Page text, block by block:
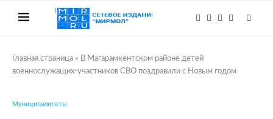
Главная страница » В Магарамкентском районе детей
военнослужащих-участников СВО поздравили с Новым годом
Муниципалитеты